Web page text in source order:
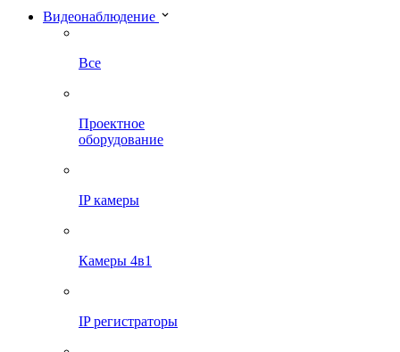
Видеонаблюдение
Все
Проектное
оборудование
IP камеры
Камеры 4в1
IP регистраторы